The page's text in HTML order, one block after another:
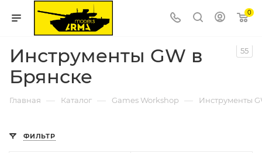
0
Инструменты GW в
Брянске
55
Главная — Каталог — Games Workshop — Инструменты
ФИЛЬТР